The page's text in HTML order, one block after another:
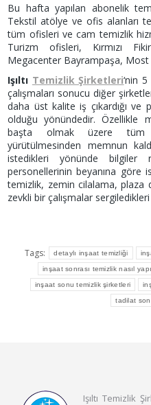
Bu hafta yapılan abonelik
Tekstil atölye ve ofis alanları
tüm ofisleri ve cam temizlik
Turizm ofisleri, Kırmızı
Megacenter Bayrampaşa,
Işıltı Temizlik Şirketleri‘nin
çalışmaları sonucu diğer
daha üst kalite iş çıkardığı ve
olduğu yönündedir. Özellikle
başta olmak üzere tüm
yürütülmesinden memnun
istedikleri yönünde bilgiler
personellerinin beyanına
temizlik, zemin cilalama, plaza
zevkli bir çalışmalar
Tags: detaylı inşaat temizliği
inşaat sonrası temizlik nasıl
inşaat sonu temizlik şirketleri
tadilat
Işıltı Temizlik